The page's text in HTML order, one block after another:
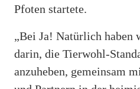
Pfoten startete.
„Bei Ja! Natürlich haben
darin, die Tierwohl-
anzuheben, gemeinsam